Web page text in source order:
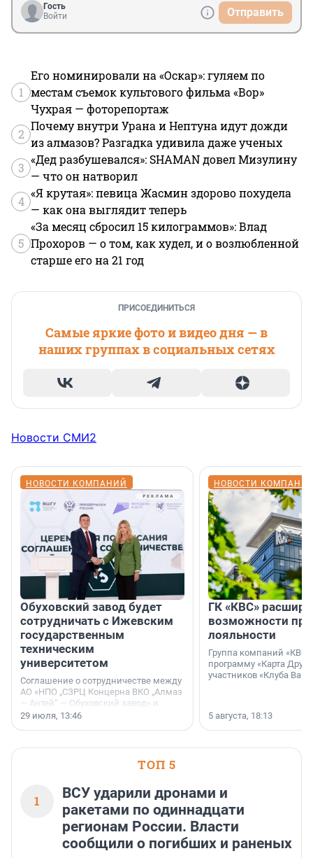
Гость
Войти
Отправить
1
Его номинировали на «Оскар»: гуляем по
местам съемок культового фильма «Вор»
Чухрая — фоторепортаж
2
Почему внутри Урана и Нептуна идут дожди
из алмазов? Разгадка удивила даже ученых
3
«Дед разбушевался»: SHAMAN довел Мизулину
— что он натворил
4
«Я крутая»: певица Жасмин здорово похудела
— как она выглядит теперь
5
«За месяц сбросил 15 килограммов»: Влад
Прохоров — о том, как худел, и о возлюбленной
старше его на 21 год
ПРИСОЕДИНИТЬСЯ
Самые яркие фото и видео дня — в
наших группах в социальных сетях
Новости СМИ2
НОВОСТИ КОМПАНИЙ
Обуховский завод будет
сотрудничать с Ижевским
государственным
техническим
университетом
Соглашение о сотрудничестве между
АО «НПО „СЗРЦ Концерна ВКО „Алмаз
— Антей“ — Обуховский завод» и
ФГБОУ ВО «Ижевский
Калашникова» (ИжГТУ) было
подписано 17 июля 2026 года в
Ситуационном центре Правительства
29 июля, 13:46
НОВОСТИ
ГК «КВС»
возможности
лояльности
Группа компаний
программу «Карта
участников «Клуба
5 августа, 18:13
ТОП 5
1
ВСУ ударили дронами и
ракетами по одиннадцати
регионам России. Власти
сообщили о погибших и раненых